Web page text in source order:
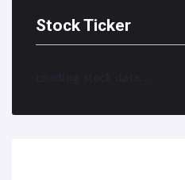
Stock Ticker
Loading stock data...